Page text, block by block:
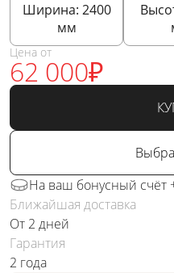
Ширина: 2400
мм
Цена от
62 000₽
На ваш бонусный счёт
Ближайшая доставка
От 2 дней
Гарантия
2 года